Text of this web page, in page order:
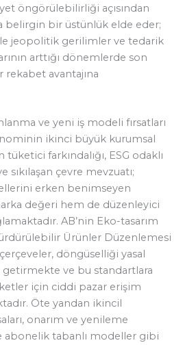
öngörülebilirliği açısından
belirgin bir üstünlük elde eder;
jeopolitik gerilimler ve tedarik
arttığı dönemlerde son
avantajına
ve yeni iş modeli fırsatları
ikinci büyük kurumsal
tüketici farkındalığı, ESG odaklı
sıkılaşan çevre mevzuatı;
erken benimseyen
değeri hem de düzenleyici
AB’nin Eko-tasarım
Ürünler Düzenlemesi
döngüselliği yasal
ve bu standartlara
için ciddi pazar erişim
Öte yandan ikincil
onarım ve yenileme
abonelik tabanlı modeller gibi